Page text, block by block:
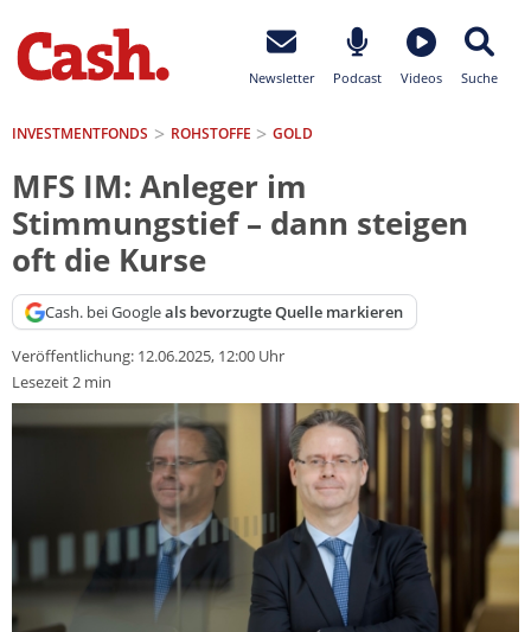
Newsletter Podcast Videos Suche
INVESTMENTFONDS ROHSTOFFE GOLD
MFS IM: Anleger im
Stimmungstief – dann steigen
oft die Kurse
Cash. bei Googleals bevorzugte Quelle markieren
Veröffentlichung: 12.06.2025, 12:00 Uhr
Lesezeit 2 min